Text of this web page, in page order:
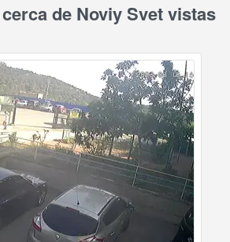
de Noviy Svet vistas